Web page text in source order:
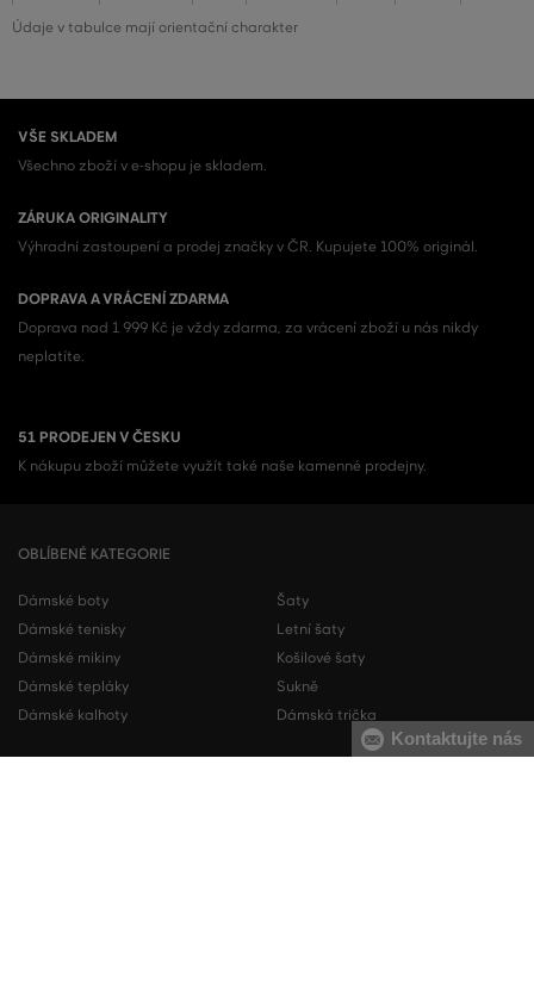
Údaje v tabulce mají orientační charakter
VŠE SKLADEM
Všechno zboží v e-shopu je skladem.
ZÁRUKA ORIGINALITY
Výhradní zastoupení a prodej značky v ČR. Kupujete 100% originál.
DOPRAVA A VRÁCENÍ ZDARMA
Doprava nad 1 999 Kč je vždy zdarma, za vrácení zboží u nás nikdy
neplatíte.
51 PRODEJEN V ČESKU
K nákupu zboží můžete využít také naše kamenné prodejny.
OBLÍBENÉ KATEGORIE
Dámské boty
Dámské tenisky
Dámské mikiny
Dámské tepláky
Dámské kalhoty
Šaty
Letní šaty
Košilové šaty
Sukně
Dámská trička
Kontaktujte nás